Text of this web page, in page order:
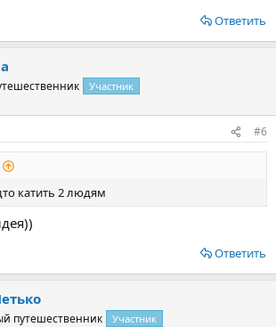
Ответить
Участник
#6
катить 2 людям
Ответить
путешественник Участник